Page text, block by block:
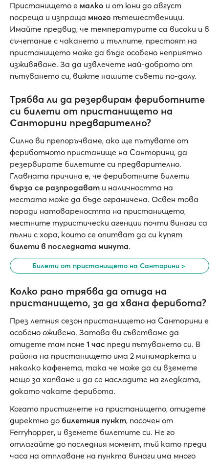
Пристанището е малко и от юни до август
посреща и изпраща много пътешественици.
Имайте предвид, че температурите са високи и в
съчетание с чакането и тълпите, престоят на
пристанището може да бъде особено неприятно
изживяване. За да извлечете най-доброто от
пътуването си, вижте нашите съвети по-долу.
Трябва ли да резервирам фериботните
си билети от пристанището на
Санторини предварително?
Силно ви препоръчваме, ако ще пътувате от
фериботното пристанище на Санторини, да
резервирате билетите си предварително.
Главната причина е, че фериботните билети
бързо се разпродават и наличността на
местата може да бъде ограничена. Освен това
поради натовареността на пристанището,
местните туристически агенции почти винаги са
пълни с хора, които се опитват да си купят
билети в последната минута.
Билети от пристанището на Санторини >
Колко рано трябва да отида на
пристанището, за да хвана ферибота?
През летния сезон пристанището на Санторини е
особено оживено. Затова ви съветваме да
отидете там поне 1 час преди пътуването си. В
района на пристанището има 2 минимаркета и
няколко кафенета, така че може да си вземете
нещо за хапване и да се насладите на гледката,
докато чакате ферибота.
Когато пристигнете на пристанището, отидете
директно до билетния пункт, посочен от
Ferryhopper, и вземете билетите си. Не го
отлагайте до последния момент, тъй като преди
часа на отплаване на пункта винаги има много